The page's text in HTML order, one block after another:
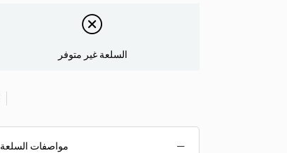
السلعة غير متوفر
مواصفات السلعة